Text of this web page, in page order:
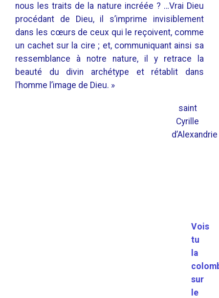
nous les traits de la nature incréée ? …Vrai Dieu
procédant de Dieu, il s’imprime invisiblement
dans les cœurs de ceux qui le reçoivent, comme
un cachet sur la cire ; et, communiquant ainsi sa
ressemblance à notre nature, il y retrace la
beauté du divin archétype et rétablit dans
l’homme l’image de Dieu. »
saint
Cyrille
d’Alexandrie
Vois
tu
la
sur
le